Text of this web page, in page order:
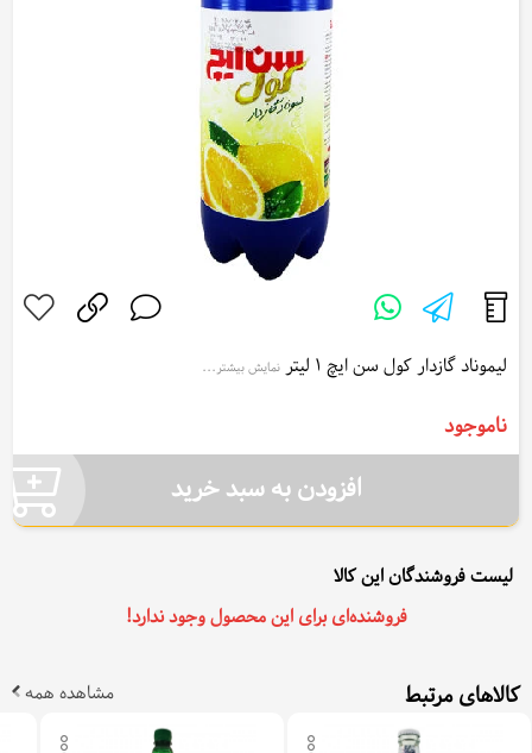
لیموناد گازدار کول سن ایچ 1 لیتر نمایش بیشتر...
ناموجود
افزودن به سبد خرید
لیست فروشندگان این کالا
فروشنده‌ای برای این محصول وجود ندارد!
کالاهای مرتبط مشاهده همه